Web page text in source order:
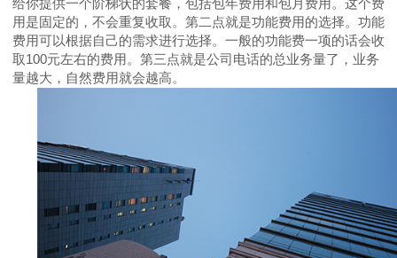
用是固定的，不会重复收取。第二点就是功能费用的选择。功能
费用可以根据自己的需求进行选择。一般的功能费一项的话会收
取100元左右的费用。第三点就是公司电话的总业务量了，业务
量越大，自然费用就会越高。